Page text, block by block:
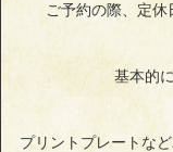
ご予約の際、定休
基本的
プリントプレートな